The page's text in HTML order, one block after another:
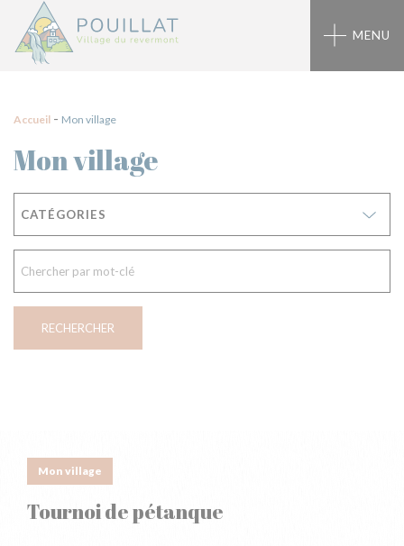
Panneau de gestion des cookies
MENU
Accueil - Mon village
Mon village
CATÉGORIES
RECHERCHER
Mon village
Tournoi de pétanque